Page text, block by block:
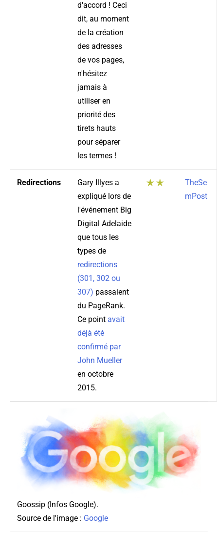
d'accord ! Ceci
dit, au moment
de la création
des adresses
de vos pages,
n'hésitez
jamais à
utiliser en
priorité des
tirets hauts
pour séparer
les termes !
Redirections
Gary Illyes a
expliqué lors de
l'événement Big
Digital Adelaide
que tous les
types de
redirections
(301, 302 ou
307) passaient
du PageRank.
Ce point avait
déjà été
confirmé par
John Mueller
en octobre
2015.
TheSe
mPost
Goossip (Infos Google).
Source de l'image : Google